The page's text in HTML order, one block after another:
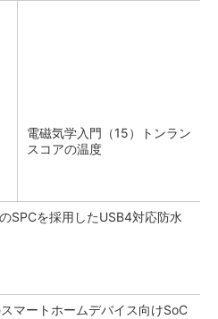
電磁気学入門（15）トンラン
スコアの温度
SPCを採用したUSB4対応防水
マートホームデバイス向けSoC